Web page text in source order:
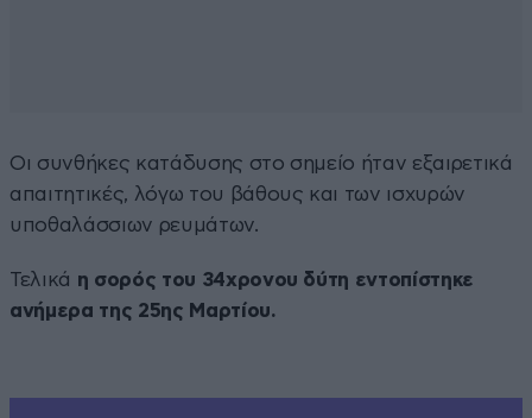
Οι συνθήκες κατάδυσης στο σημείο ήταν εξαιρετικά
απαιτητικές, λόγω του βάθους και των ισχυρών
υποθαλάσσιων ρευμάτων.
Τελικά η σορός του 34χρονου δύτη εντοπίστηκε
ανήμερα της 25ης Μαρτίου.